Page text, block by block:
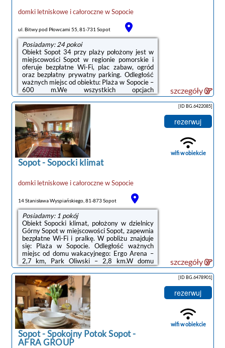
domki letniskowe i całorocznewSopocie
ul. Bitwy pod Płowcami 55, 81-731 Sopot
Posiadamy: 24 pokoi
Obiekt Sopot 34 przy plaży położony jest w
miejscowości Sopot w regionie pomorskie i
oferuje bezpłatne Wi-Fi, plac zabaw, ogród
oraz bezpłatny prywatny parking. Odległość
ważnych miejsc od obiektu: Plaża w Sopocie –
600 m.We wszystkich opcjach
zakwaterowania znajduje się aneks kuchenny
z pełnym wyposażeniem, w tym lodówką,
czajnikiem i płytą kuchenną.Obiekt Sopot 34
przy plaży oferuje saunę.Na miejscu dostępny
jest taras, a w okolicy panują doskonałe
warunki do uprawiania trekkingu oraz jazdy
na rowerze.W pobliżu obiektu Sopot 34 przy
plaży znajdują się liczne atrakcje, ...
szczegóły
Sopot-Sopocki klimat
domki letniskowe i całorocznewSopocie
14 Stanisława Wyspiańskiego, 81-873 Sopot
Posiadamy: 1 pokój
Obiekt Sopocki klimat, położony w dzielnicy
Górny Sopot w miejscowości Sopot, zapewnia
bezpłatne Wi-Fi i pralkę. W pobliżu znajduje
się: Plaża w Sopocie. Odległość ważnych
miejsc od domu wakacyjnego: Ergo Arena –
2,7 km, Park Oliwski – 2,8 km.W domu
wakacyjnym zapewniono taras, kilka sypialni
(3), salon z telewizorem z płaskim ekranem,
kuchnię ze standardowym wyposażeniem,
takim jak lodówka i zmywarka, a także
łazienkę (1) z wanną. Goście mogą podziwiać
widok na ogród.W pobliżu obiektu Sopocki
klimat znajdują się liczne atrakcje, takie jak
Stacja kolejowa Sopot, ...
[ID BG.6422085]
rezerwuj
wifi w obiekcie
szczegóły
Sopot-Spokojny Potok Sopot -
AFRA GROUP
[ID BG.6478901]
rezerwuj
wifi w obiekcie